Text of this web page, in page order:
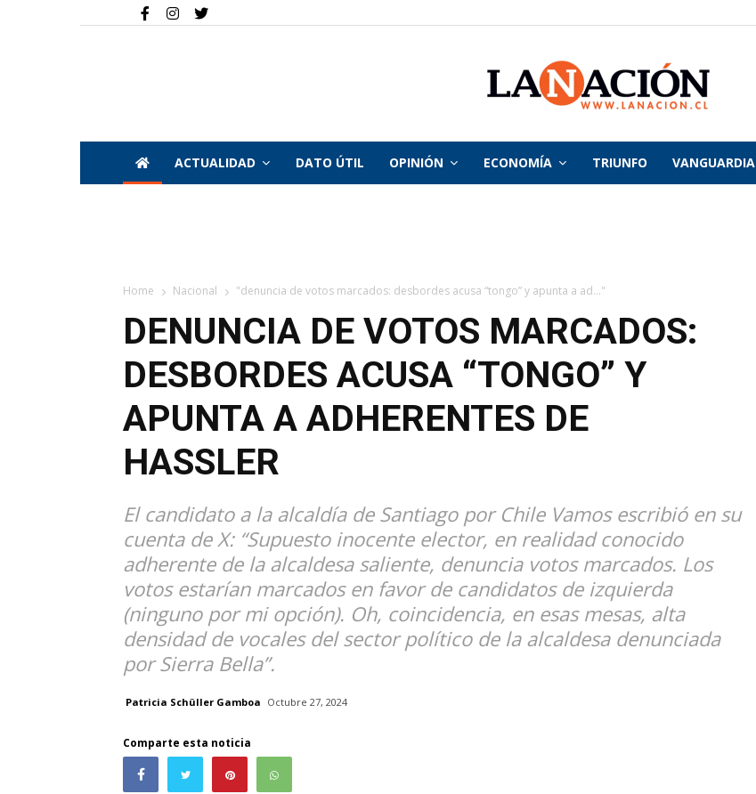
La
ACTUALIDAD DATO ÚTIL OPINIÓN ECONOMÍA TRIUNFO VANGUARDIA
Home Nacional "denuncia de votos marcados: desbordes acusa “tongo” y apunta a ad..."
DENUNCIA DE VOTOS MARCADOS:
DESBORDES ACUSA “TONGO” Y
APUNTA A ADHERENTES DE
HASSLER
El candidato a la alcaldía de Santiago por Chile Vamos escribió en su
cuenta de X: “Supuesto inocente elector, en realidad conocido
adherente de la alcaldesa saliente, denuncia votos marcados. Los
votos estarían marcados en favor de candidatos de izquierda
(ninguno por mi opción). Oh, coincidencia, en esas mesas, alta
densidad de vocales del sector político de la alcaldesa denunciada
por Sierra Bella”.
Patricia Schüller Gamboa Octubre 27, 2024
Comparte esta noticia